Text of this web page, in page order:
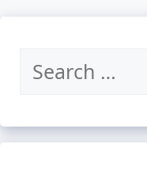
Search